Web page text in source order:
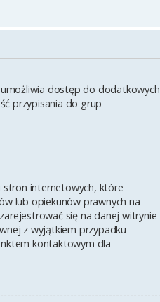
dostęp do dodatkowych
przypisania do grup
stron internetowych, które
lub opiekunów prawnych na
się na danej witrynie
z wyjątkiem przypadku
kontaktowym dla